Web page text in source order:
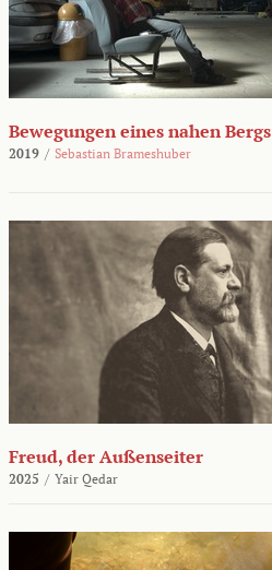
Bewegungen eines nahen Bergs
2019 / Sebastian Brameshuber
Freud, der Außenseiter
2025 / Yair Qedar